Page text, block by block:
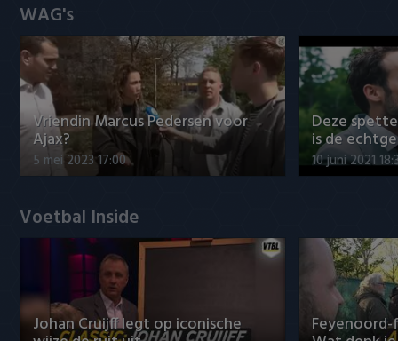
WAG's
Vriendin Marcus Pedersen voor
Ajax?
5 mei 2023 17:00
Deze
is de
10 juni 2021
Voetbal Inside
Johan Cruijff legt op iconische Feyenoord-